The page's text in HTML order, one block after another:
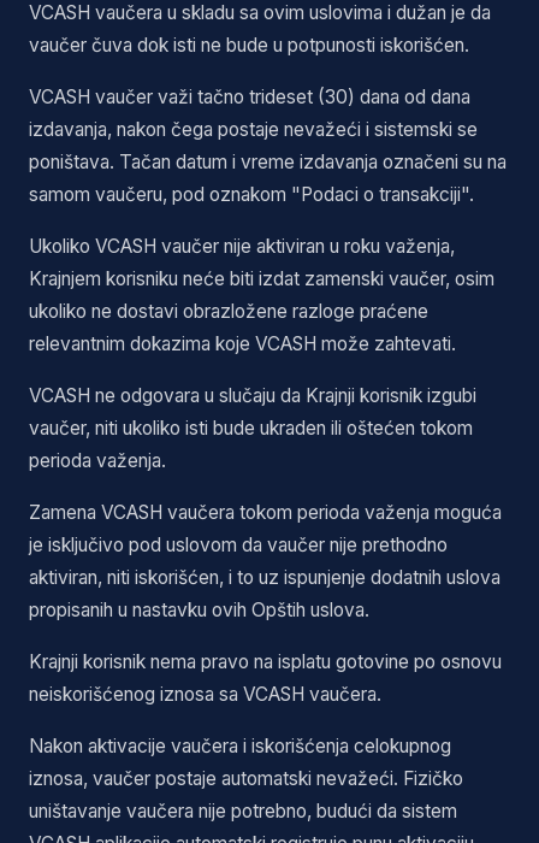
VCASH vaučera u skladu sa ovim uslovima i dužan je da
vaučer čuva dok isti ne bude u potpunosti iskorišćen.
VCASH vaučer važi tačno trideset (30) dana od dana
izdavanja, nakon čega postaje nevažeći i sistemski se
poništava. Tačan datum i vreme izdavanja označeni su na
samom vaučeru, pod oznakom "Podaci o transakciji".
Ukoliko VCASH vaučer nije aktiviran u roku važenja,
Krajnjem korisniku neće biti izdat zamenski vaučer, osim
ukoliko ne dostavi obrazložene razloge praćene
relevantnim dokazima koje VCASH može zahtevati.
VCASH ne odgovara u slučaju da Krajnji korisnik izgubi
vaučer, niti ukoliko isti bude ukraden ili oštećen tokom
perioda važenja.
Zamena VCASH vaučera tokom perioda važenja moguća
je isključivo pod uslovom da vaučer nije prethodno
aktiviran, niti iskorišćen, i to uz ispunjenje dodatnih uslova
propisanih u nastavku ovih Opštih uslova.
Krajnji korisnik nema pravo na isplatu gotovine po osnovu
neiskorišćenog iznosa sa VCASH vaučera.
Nakon aktivacije vaučera i iskorišćenja celokupnog
iznosa, vaučer postaje automatski nevažeći. Fizičko
uništavanje vaučera nije potrebno, budući da sistem